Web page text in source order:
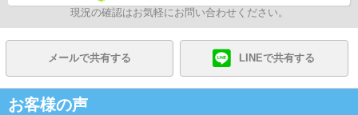
現況の確認はお気軽にお問い合わせください。
メールで共有する LINEで共有する
お客様の声